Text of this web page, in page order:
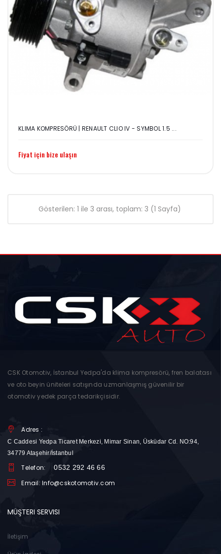
KLIMA KOMPRESÖRÜ | RENAULT CLIO IV - SYMBOL 1.5 ...
Fiyat için bize ulaşın
Gösterilen: 1 ile 3 arası, toplam: 3 (1 Sayfa)
CSK Otomotiv, İstanbul Yedpa'da klima kompresörü, fren balatası
ve oto beyin üniteleri satışında uzmanlaşmış güvenilir bir
otomotiv yedek parça tedarikçisidir.
Adres :
C Caddesi Yedpa Ticaret Merkezi, Mimar Sinan, Üsküdar Cd. NO:94,
34779 Ataşehir/İstanbul
Telefon: 0532 292 46 66
Email: Info@cskotomotiv.com
MÜŞTERI SERVISI
İletişim